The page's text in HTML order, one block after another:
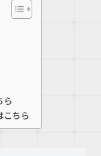
ら
こちら